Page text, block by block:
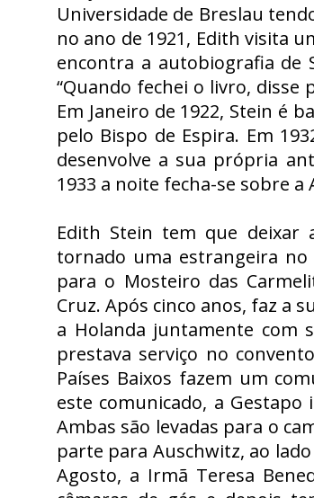
Universidade de Breslau
no ano de 1921, Edith visita
encontra a autobiografia de
“Quando fechei o livro, disse
Em Janeiro de 1922, Stein é
pelo Bispo de Espira. Em
desenvolve a sua própria
1933 a noite fecha-se sobre a
Edith Stein tem que deixar
tornado uma estrangeira
para o Mosteiro das
Cruz. Após cinco anos, faz a
a Holanda juntamente com
prestava serviço no
Países Baixos fazem um
este comunicado, a
Ambas são levadas para o
parte para Auschwitz, ao
Agosto, a Irmã Teresa